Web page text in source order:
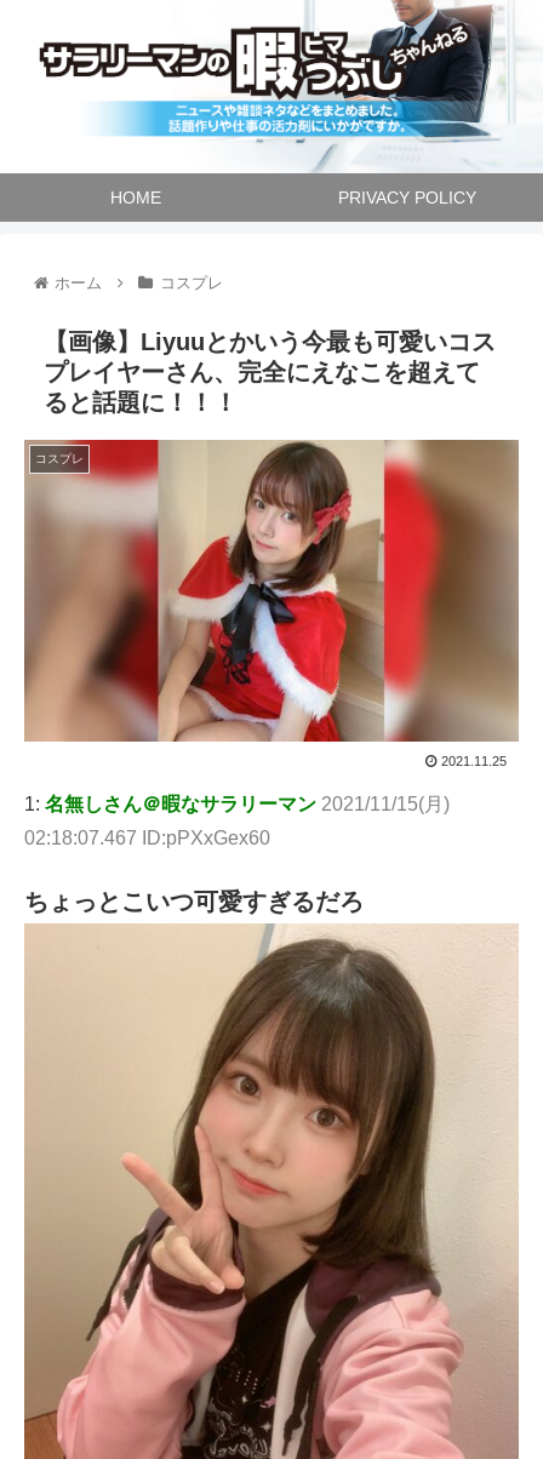
HOME PRIVACY POLICY
ホーム コスプレ
【画像】Liyuuとかいう今最も可愛いコス
プレイヤーさん、完全にえなこを超えて
ると話題に！！！
コスプレ
2021.11.25
1: 名無しさん＠暇なサラリーマン 2021/11/15(月)
02:18:07.467 ID:pPXxGex60
ちょっとこいつ可愛すぎるだろ